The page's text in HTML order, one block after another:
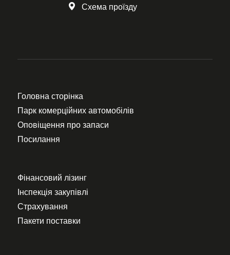
Схема проїзду
Головна сторінка
Парк комерційних автомобілів
Оповіщення про запаси
Посилання
Фінансовий лізинг
Інспекція закупівлі
Страхування
Пакети поставки